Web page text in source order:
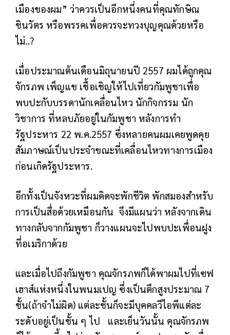
เมืองของผม” ว่าควรเป็นอีกหนึ่งคนที่คุณทักษิณ
ชินวัตร หรือพรรคเพื่อควรจะทวงบุญคุณด้วยหรือ
ไม่..?
เมื่อประมาณต้นเดือนมิถุนายนปี 2557 ผมได้ถูกคุณ
จักรภพ เพ็ญแข เชื้อเชิญให้ไปเที่ยวกัมพูชาเพื่อ
พบปะกับบรรดานักเคลื่อนไหว นักกิจกรรม นัก
วิชาการ ที่หลบภัยอยู่ในกัมพูชา หลังการทำ
รัฐประหาร 22 พ.ค.2557 ซึ่งหลายคนผมเคยพูดคุย
สัมภาษณ์เป็นประจำขณะที่เคลื่อนไหวทางการเมือง
ก่อนเกิดรัฐประหาร.
อีกทั้งเป็นจังหวะที่ผมคิดจะพักชีวิต พักสมองสำหรับ
การเป็นสื่อด้วยเหมือนกัน จึงมีแผนว่า หลังจากเดิน
ทางกลับจากกัมพูชา ก็วางแผนจะไปพบปะเพื่อนฝูง
ที่อเมริกาด้วย
และเมื่อไปถึงกัมพูชา คุณจักรภพก็ได้พาผมไปที่เซฟ
เฮาส์แห่งหนึ่งในพนมเปญ ซึ่งเป็นตึกสูงประมาณ 7
ชั้น(ถ้าจำไม่ผิด) แต่ละชั้นก็จะมีบุคคลวีไอพีแต่ละ
ระดับอยู่เป็นชั้น ๆ ไป
และเย็นวันนั้น คุณจักรภพ